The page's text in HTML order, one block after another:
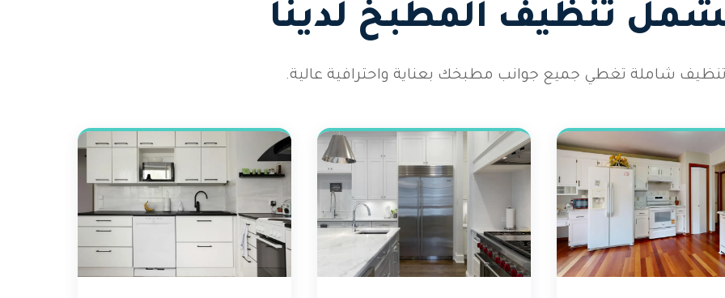
تنظيف المطبخ لدينا
شاملة تغطي جميع جوانب مطبخك بعناية واحترافية عالية.